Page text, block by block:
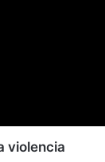
violencia